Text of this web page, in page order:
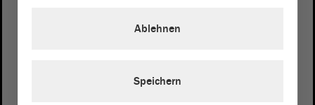
Ablehnen
Speichern